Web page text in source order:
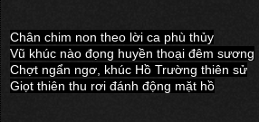
Chân chim non theo lời ca phù thủy
Vũ khúc nào đọng huyền thoại đêm sương
Chợt ngẩn ngơ, khúc Hồ Trường thiên sử
Giọt thiên thu rơi đánh động mặt hồ